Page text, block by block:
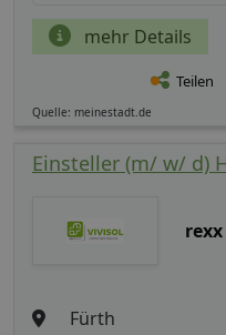
mehr Details
Teilen
Quelle: meinestadt.de
Einsteller (m/ w/ d)
Fürth